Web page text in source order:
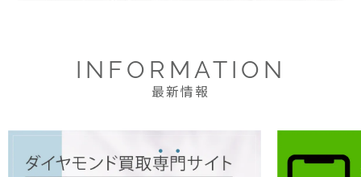
INFORMATION
最新情報